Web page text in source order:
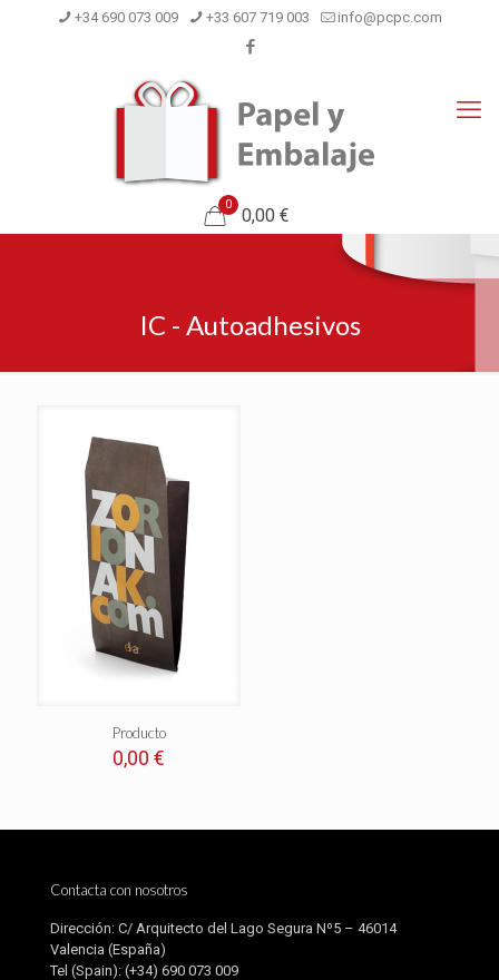
+34 690 073 009 +33 607 719 003 info@pcpc.com
0
0,00 €
IC - Autoadhesivos
Producto
0,00€
Contacta con nosotros
Dirección: C/ Arquitecto del Lago Segura Nº5 – 46014
Valencia (España)
Tel (Spain): (+34) 690 073 009